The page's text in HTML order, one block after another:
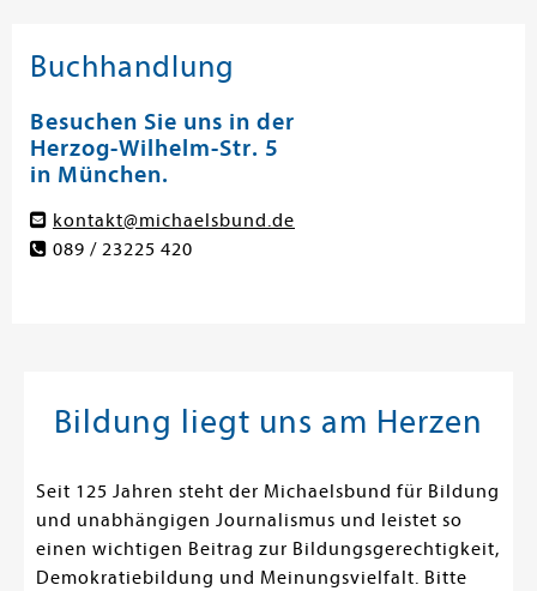
Buchhandlung
Besuchen Sie uns in der
Herzog-Wilhelm-Str. 5
in München.
kontakt@michaelsbund.de
089 / 23225 420
Bildung liegt uns am Herzen
Seit 125 Jahren steht der Michaelsbund für Bildung
und unabhängigen Journalismus und leistet so
einen wichtigen Beitrag zur Bildungsgerechtigkeit,
Demokratiebildung und Meinungsvielfalt. Bitte